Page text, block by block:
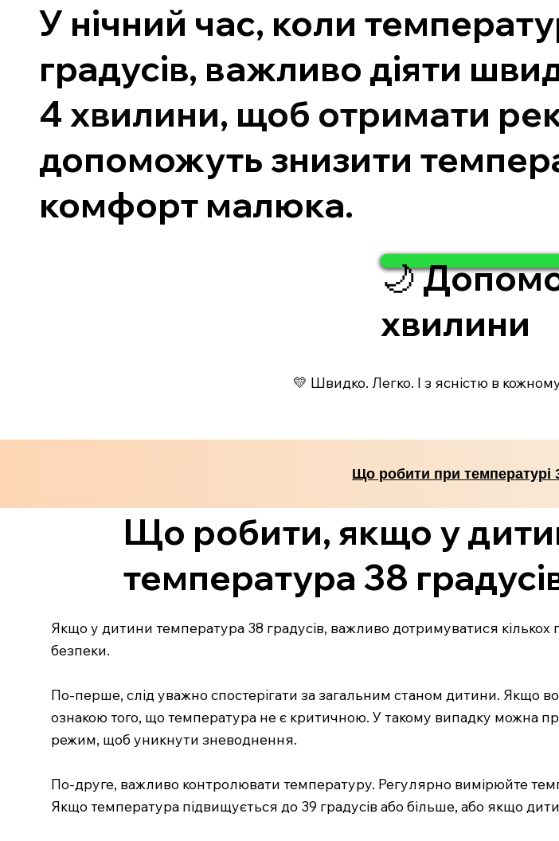
У нічний час, коли
градусів, важливо діяти
4 хвилини, щоб отримати
допоможуть знизити
комфорт малюка.
🌙
хвилини
💛 Швидко. Легко. І з ясністю в
Що робити при температурі
Що робити, якщо у
температура 38
Якщо у дитини температура 38 градусів, важливо дотримуватися
безпеки.
По-перше, слід уважно спостерігати за загальним станом дитини. Якщо
ознакою того, що температура не є критичною. У такому випадку можна
режим, щоб уникнути зневоднення.
По-друге, важливо контролювати температуру. Регулярно вимірюйте
Якщо температура підвищується до 39 градусів або більше, або якщо